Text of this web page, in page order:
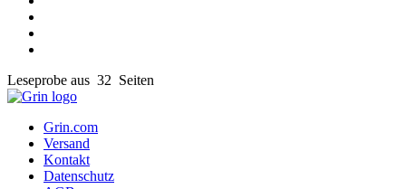
Leseprobe aus 32 Seiten
Grin.com
Versand
Kontakt
Datenschutz